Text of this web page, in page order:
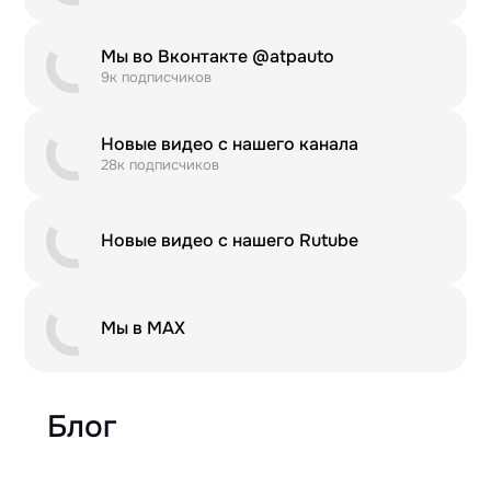
Мы во Вконтакте @atpauto
9к подписчиков
Новые видео с нашего канала
28к подписчиков
Новые видео с нашего Rutube
Мы в MAX
Блог